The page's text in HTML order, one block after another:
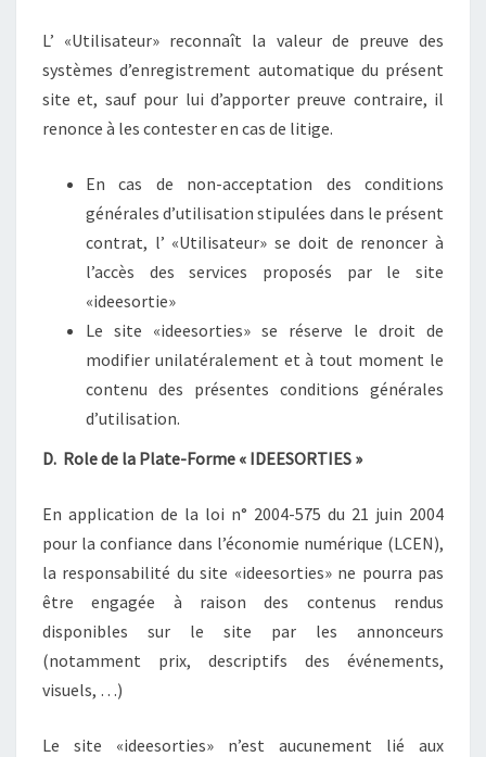
L’ «Utilisateur» reconnaît la valeur de preuve des
systèmes d’enregistrement automatique du présent
site et, sauf pour lui d’apporter preuve contraire, il
renonce à les contester en cas de litige.
En cas de non-acceptation des conditions
générales d’utilisation stipulées dans le présent
contrat, l’ «Utilisateur» se doit de renoncer à
l’accès des services proposés par le site
«ideesortie»
Le site «ideesorties» se réserve le droit de
modifier unilatéralement et à tout moment le
contenu des présentes conditions générales
d’utilisation.
D. Role de la Plate-Forme « IDEESORTIES »
En application de la loi n° 2004-575 du 21 juin 2004
pour la confiance dans l’économie numérique (LCEN),
la responsabilité du site «ideesorties» ne pourra pas
être engagée à raison des contenus rendus
disponibles sur le site par les annonceurs
(notamment prix, descriptifs des événements,
visuels, …)
Le site «ideesorties» n’est aucunement lié aux